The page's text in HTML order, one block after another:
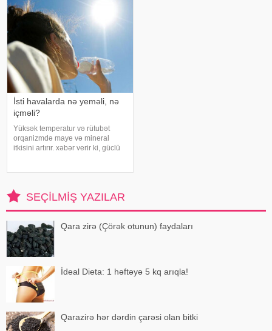
cinsəlikl
İsti havalarda nə yeməli, nə
içməli?
Yüksək temperatur və rütubət
orqanizmdə maye və mineral
itkisini artırır. xəbər verir ki, güclü
ol
SEÇILMIŞ YAZILAR
Qara zirə (Çörək otunun) faydaları
İdeal Dieta: 1 həftəyə 5 kq arıqla!
Qarazirə hər dərdin çarəsi olan bitki